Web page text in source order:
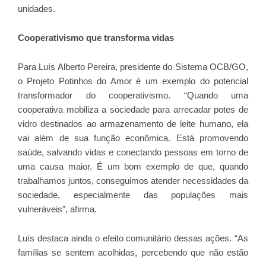
unidades.
Cooperativismo que transforma vidas
Para Luís Alberto Pereira, presidente do Sistema OCB/GO,
o Projeto Potinhos do Amor é um exemplo do potencial
transformador do cooperativismo. “Quando uma
cooperativa mobiliza a sociedade para arrecadar potes de
vidro destinados ao armazenamento de leite humano, ela
vai além de sua função econômica. Está promovendo
saúde, salvando vidas e conectando pessoas em torno de
uma causa maior. É um bom exemplo de que, quando
trabalhamos juntos, conseguimos atender necessidades da
sociedade, especialmente das populações mais
vulneráveis”, afirma.
Luís destaca ainda o efeito comunitário dessas ações. “As
famílias se sentem acolhidas, percebendo que não estão